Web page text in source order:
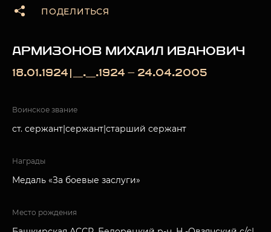
ПОДЕЛИТЬСЯ
АРМИЗОНОВ МИХАИЛ ИВАНОВИЧ
18.01.1924|__.__.1924 — 24.04.2005
Воинское звание
ст. сержант|сержант|старший сержант
Награды
Медаль «За боевые заслуги»
Место рождения